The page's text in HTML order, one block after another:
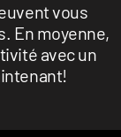
vous
En moyenne,
avec un